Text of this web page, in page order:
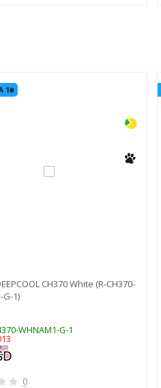
1₴
CH370 White (R-CH370-
G-1)
WHNAM1-G-1
0